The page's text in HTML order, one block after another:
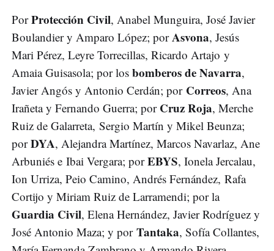
PorProtección Civil, Anabel Munguira, José Javier
Boulandier y Amparo López; porAsvona, Jesús
Mari Pérez, Leyre Torrecillas, Ricardo Artajo y
Amaia Guisasola; por los bomberos de Navarra,
Javier Angós y Antonio Cerdán; por Correos, Ana
Irañeta y Fernando Guerra; por Cruz Roja, Merche
Ruiz de Galarreta, Sergio Martín y Mikel Beunza;
porDYA, Alejandra Martínez, Marcos Navarlaz, Ane
Arbuniés e Ibai Vergara; porEBYS, Ionela Jercalau,
Ion Urriza, Peio Camino, Andrés Fernández, Rafa
Cortijo y Miriam Ruiz de Larramendi; por la
Guardia Civil, Elena Hernández, Javier Rodríguez y
José Antonio Maza; y por Tantaka, Sofía Collantes,